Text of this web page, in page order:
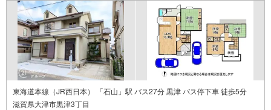
東海道本線（JR西日本） 「石山」駅 バス27分 黒津 バス停下車 徒歩5分
滋賀県大津市黒津3丁目